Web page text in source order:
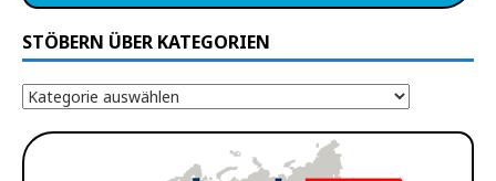
STÖBERN ÜBER KATEGORIEN